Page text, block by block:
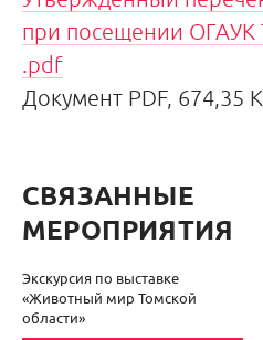
при посещении
.pdf
Документ PDF, 674,35
СВЯЗАННЫЕ
МЕРОПРИЯТИЯ
Экскурсия по выставке
«Животный мир Томской
области»